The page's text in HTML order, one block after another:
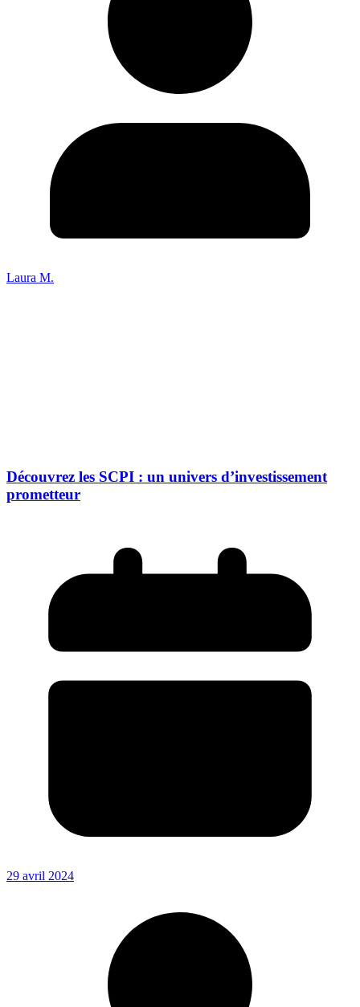
Laura M.
Découvrez les SCPI : un univers d’investissement
prometteur
29 avril 2024